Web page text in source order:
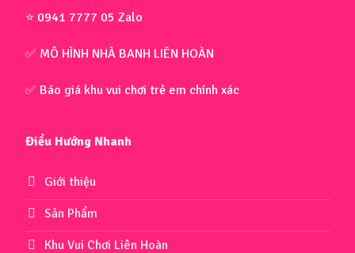
⭐ 0941 7777 05 Zalo
✅ MÔ HÌNH NHÀ BANH LIÊN HOÀN
✅ Báo giá khu vui chơi trẻ em chính xác
Điều Hướng Nhanh
Giới thiệu
Sản Phẩm
Khu Vui Chơi Liên Hoàn